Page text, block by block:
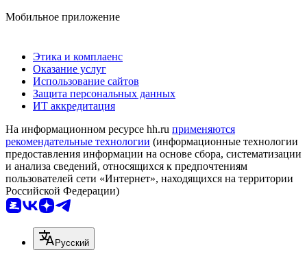
Мобильное приложение
Этика и комплаенс
Оказание услуг
Использование сайтов
Защита персональных данных
ИТ аккредитация
На информационном ресурсе hh.ru применяются
рекомендательные технологии (информационные технологии
предоставления информации на основе сбора, систематизации
и анализа сведений, относящихся к предпочтениям
пользователей сети «Интернет», находящихся на территории
Российской Федерации)
Русский